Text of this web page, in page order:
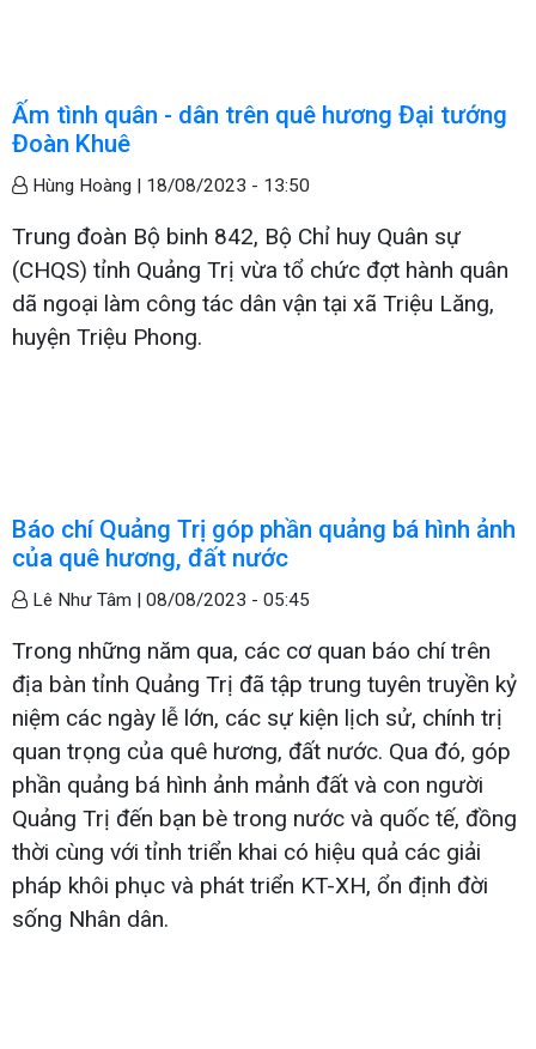
Ấm tình quân - dân trên quê hương Đại tướng
Đoàn Khuê
Hùng Hoàng | 18/08/2023 - 13:50
Trung đoàn Bộ binh 842, Bộ Chỉ huy Quân sự
(CHQS) tỉnh Quảng Trị vừa tổ chức đợt hành quân
dã ngoại làm công tác dân vận tại xã Triệu Lăng,
huyện Triệu Phong.
Báo chí Quảng Trị góp phần quảng bá hình ảnh
của quê hương, đất nước
Lê Như Tâm | 08/08/2023 - 05:45
Trong những năm qua, các cơ quan báo chí trên
địa bàn tỉnh Quảng Trị đã tập trung tuyên truyền kỷ
niệm các ngày lễ lớn, các sự kiện lịch sử, chính trị
quan trọng của quê hương, đất nước. Qua đó, góp
phần quảng bá hình ảnh mảnh đất và con người
Quảng Trị đến bạn bè trong nước và quốc tế, đồng
thời cùng với tỉnh triển khai có hiệu quả các giải
pháp khôi phục và phát triển KT-XH, ổn định đời
sống Nhân dân.